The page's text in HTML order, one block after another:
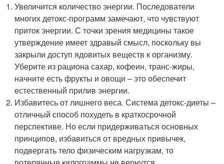
Увеличится количество энергии. Последователи
многих детокс-программ замечают, что чувствуют
приток энергии. С точки зрения медицины такое
утверждение имеет здравый смысл, поскольку вы
закрыли доступ ядовитых веществ к организму.
Уберите из рациона сахар, кофеин, транс-жиры,
начните есть фрукты и овощи – это обеспечит
естественный прилив энергии.
Избавитесь от лишнего веса. Система детокс-диеты –
отличный способ похудеть в краткосрочной
перспективе. Но если придерживаться основных
принципов, избавиться от вредных привычек,
подвергать тело физическим нагрузкам, то